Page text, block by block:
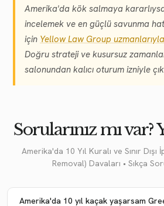
Amerika'da kök salmaya
incelemek ve en güçlü savunma
için Yellow Law Group
Doğru strateji ve kusursuz
salonundan kalıcı oturum izniyle
Sorularınız mı var?
Amerika'da 10 Yıl Kuralı ve Sınır
Removal) Davaları • Sıkça
Amerika'da 10 yıl kaçak yaşarsam